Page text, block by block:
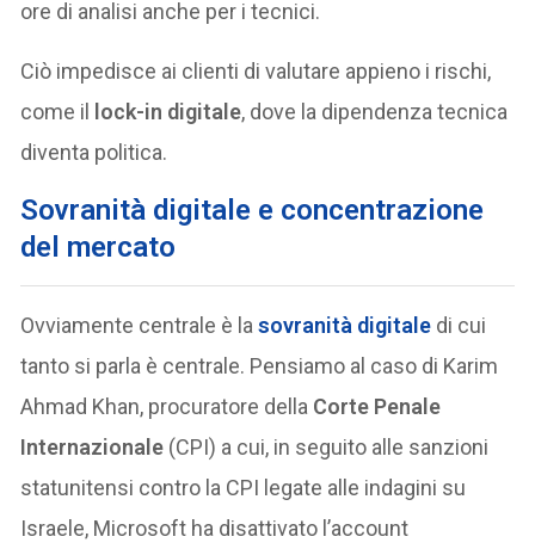
ore di analisi anche per i tecnici.
Ciò impedisce ai clienti di valutare appieno i rischi,
come il
lock-in digitale, dove la dipendenza tecnica
diventa politica.
Sovranità digitale e concentrazione
del mercato
Ovviamente centrale è lasovranità digitale di cui
tanto si parla è centrale. Pensiamo al caso di Karim
Ahmad Khan, procuratore della Corte Penale
Internazionale (CPI) a cui, in seguito alle sanzioni
statunitensi contro la CPI legate alle indagini su
Israele, Microsoft ha disattivato l’account